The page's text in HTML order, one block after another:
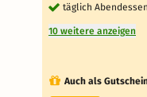
täglich
10 weitere anzeigen
Auch als